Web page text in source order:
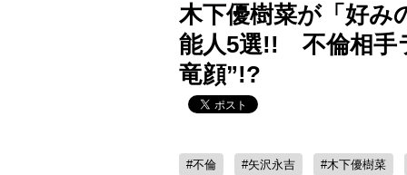
木下優樹菜が「好み
能人5選!! 不倫相手
竜顔”!?
#不倫 #矢沢永吉 #木下優樹菜